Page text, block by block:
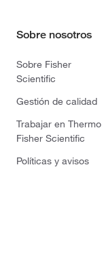
Sobre nosotros
Sobre Fisher
Scientific
Gestión de calidad
Trabajar en Thermo
Fisher Scientific
Políticas y avisos